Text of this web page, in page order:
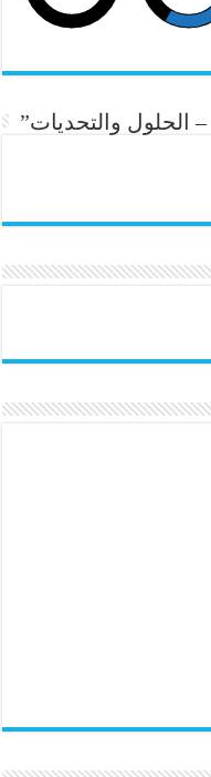
الحلول والتحديات”